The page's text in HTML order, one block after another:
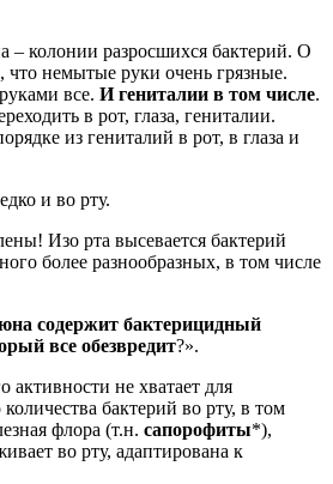
– колонии разросшихся бактерий. О
что немытые руки очень грязные.
все. И гениталии в том числе.
в рот, глаза, гениталии.
из гениталий в рот, в глаза и
и во рту.
Изо рта высевается бактерий
более разнообразных, в том числе
содержит бактерицидный
все обезвредит?».
активности не хватает для
бактерий во рту, в том
флора (т.н. сапорофиты*),
во рту, адаптирована к